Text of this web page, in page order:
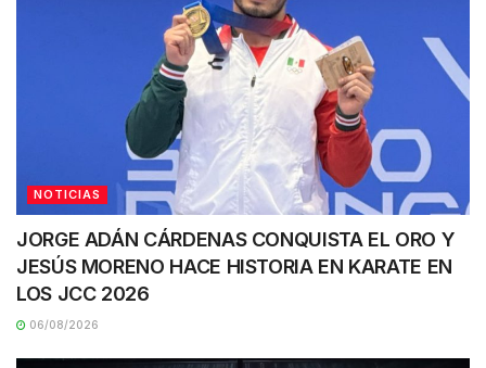
NOTICIAS
JORGE ADÁN CÁRDENAS CONQUISTA EL ORO Y
JESÚS MORENO HACE HISTORIA EN KARATE EN
LOS JCC 2026
06/08/2026